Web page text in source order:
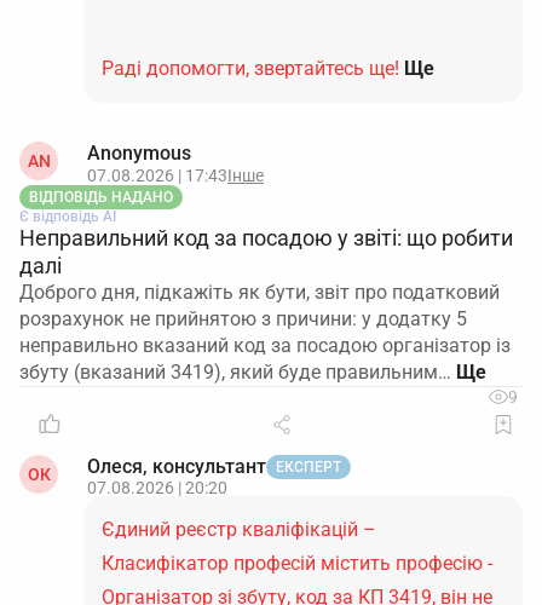
Раді допомогти, звертайтесь ще! Ще
AN Anonymous
07.08.2026 | 17:43Інше
ВІДПОВІДЬ НАДАНО
Є відповідь АІ
Неправильний код за посадою у звіті: що робити
далі
Доброго дня, підкажіть як бути, звіт про податковий
розрахунок не прийнятою з причини: у додатку 5
неправильно вказаний код за посадою організатор із
збуту (вказаний 3419), який буде правильним…
9
ОК Олеся, консультант ЕКСПЕРТ
07.08.2026 | 20:20
Єдиний реєстр кваліфікацій –
Класифікатор професій містить професію -
Організатор зі збуту, код за КП 3419, він не